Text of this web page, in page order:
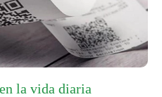
la vida diaria